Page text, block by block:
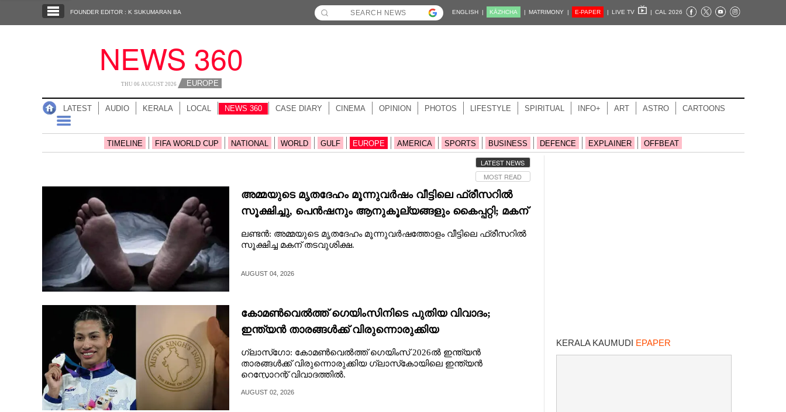
KERALA
CASE DIARY
OPINION
LIFESTYLE
SPIRITUAL
FOUNDER EDITOR : K SUKUMARAN BA ENGLISH | KĀZHCHA | MATRIMONY | E-PAPER | LIVE TV | CAL 2026
NEWS 360
THU 06 AUGUST 2026 EUROPE
LATEST AUDIO KERALA LOCAL NEWS 360 CASE DIARY CINEMA OPINION PHOTOS LIFESTYLE SPIRITUAL INFO+ ART ASTRO CARTOONS
TIMELINE FIFA WORLD CUP NATIONAL WORLD GULF EUROPE AMERICA SPORTS BUSINESS DEFENCE EXPLAINER OFFBEAT
LATEST NEWS
MOST READ
അമ്മയുടെ മൃതദേഹം മൂന്നുവർഷം വീട്ടിലെ ഫ്രീസറിൽ
സൂക്ഷിച്ചു, പെൻഷനും ആനുകൂല്യങ്ങളും കൈപ്പറ്റി; മകന്
തടവുശിക്ഷ
ലണ്ടൻ: അമ്മയുടെ മൃതദേഹം മൂന്നുവർഷത്തോളം വീട്ടിലെ ഫ്രീസറിൽ
സൂക്ഷിച്ച മകന് തടവുശിക്ഷ.
AUGUST 04, 2026
കോമൺവെൽത്ത് ഗെയിംസിനിടെ പുതിയ വിവാദം;
ഇന്ത്യൻ താരങ്ങൾക്ക് വിരുന്നൊരുക്കിയ
റെസ്റ്റോറന്റിനെതിരെ വിമർശനം
ഗ്ലാസ്‌ഗോ: കോമൺവെൽത്ത് ഗെയിംസ് 2026ൽ ഇന്ത്യൻ
താരങ്ങൾക്ക് വിരുന്നൊരുക്കിയ ഗ്ലാസ്‌കോയിലെ ഇന്ത്യൻ
റെസ്റ്റോറന്റ് വിവാദത്തിൽ.
AUGUST 02, 2026
KERALA KAUMUDI EPAPER